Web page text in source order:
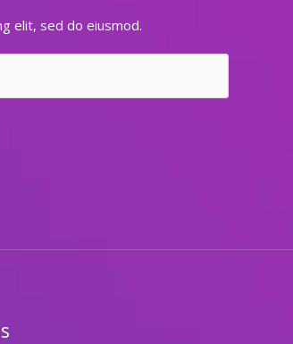
elit, sed do eiusmod.